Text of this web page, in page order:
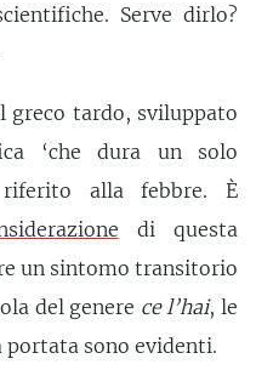
Serve dirlo?
tardo, sviluppato
‘che dura un solo
alla febbre. È
di questa
un sintomo transitorio
del genere ce l’hai, le
sono evidenti.